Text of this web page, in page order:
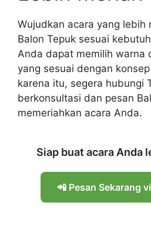
Wujudkan acara yang lebih
Balon Tepuk sesuai
Anda dapat memilih warna
yang sesuai dengan
karena itu, segera hubungi
berkonsultasi dan pesan
memeriahkan acara Anda.
Siap buat acara Anda
📲 Pesan Sekarang